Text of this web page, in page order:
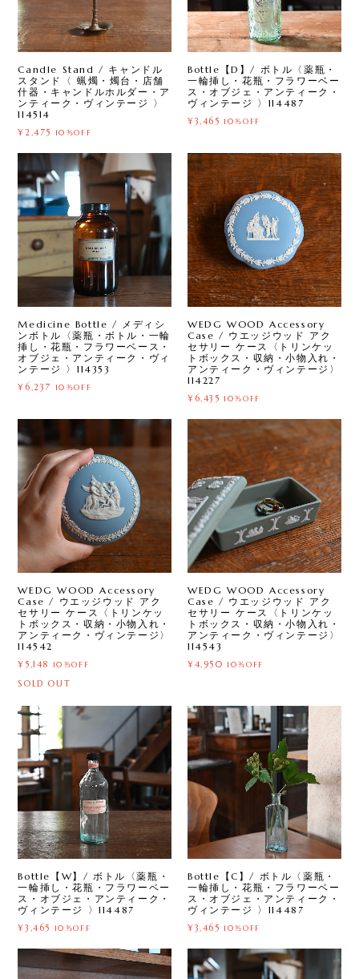
Candle Stand / キャンドル
スタンド〈 蝋燭・燭台・店舗
什器・キャンドルホルダー・ア
ンティーク・ヴィンテージ 〉
114514
¥2,475 10%OFF
Bottle【D】/ ボトル〈薬瓶・
一輪挿し・花瓶・フラワーベー
ス・オブジェ・アンティーク・
ヴィンテージ 〉114487
¥3,465 10%OFF
Medicine Bottle / メディシ
ンボトル〈薬瓶・ボトル・一輪
挿し・花瓶・フラワーベース・
オブジェ・アンティーク・ヴィ
ンテージ 〉114353
¥6,237 10%OFF
WEDG WOOD Accessory
Case / ウエッジウッド アク
セサリー ケース〈トリンケッ
トボックス・収納・小物入れ・
アンティーク・ヴィンテージ〉
114227
¥6,435 10%OFF
WEDG WOOD Accessory
Case / ウエッジウッド アク
セサリー ケース〈トリンケッ
トボックス・収納・小物入れ・
アンティーク・ヴィンテージ〉
114542
¥5,148 10%OFF
SOLD OUT
WEDG WOOD Accessory
Case / ウエッジウッド アク
セサリー ケース〈トリンケッ
トボックス・収納・小物入れ・
アンティーク・ヴィンテージ〉
114543
¥4,950 10%OFF
Bottle【W】/ ボトル〈薬瓶・
一輪挿し・花瓶・フラワーベー
ス・オブジェ・アンティーク・
ヴィンテージ 〉114487
¥3,465 10%OFF
Bottle【C】/ ボトル〈薬瓶・
一輪挿し・花瓶・フラワーベー
ス・オブジェ・アンティーク・
ヴィンテージ 〉114487
¥3,465 10%OFF